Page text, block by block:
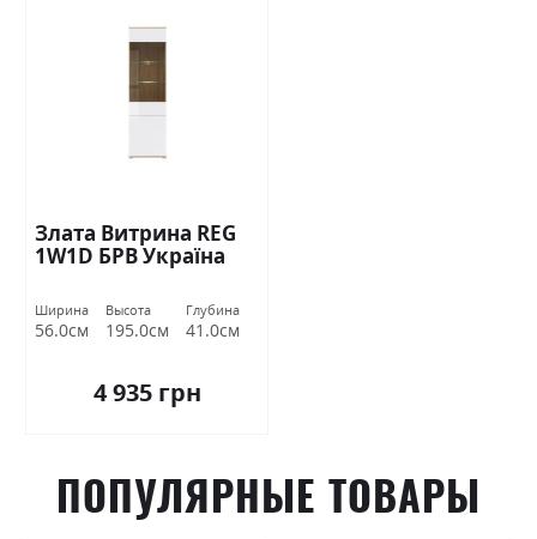
Злата Витрина REG
1W1D БРВ Україна
Ширина
56.0см
Высота
195.0см
Глубина
41.0см
4 935 грн
ПОПУЛЯРНЫЕ ТОВАРЫ